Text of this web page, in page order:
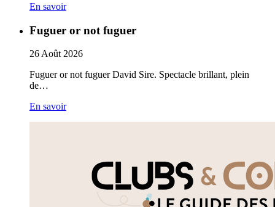
En savoir
Fuguer or not fuguer
26Août 2026
Fuguer or not fuguer David Sire. Spectacle brillant, plein
de…
En savoir